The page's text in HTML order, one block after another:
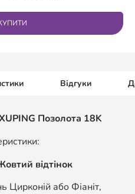
Відгуки
Позолота 18K
відтінок
Цирконій або Фіаніт,